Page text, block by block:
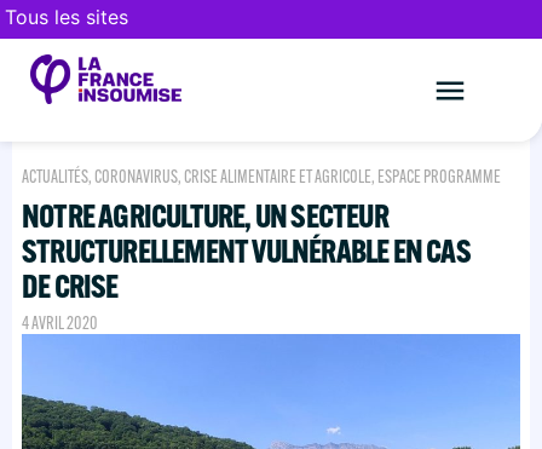
Tous les sites
ACTUALITÉS, CORONAVIRUS, CRISE ALIMENTAIRE ET AGRICOLE, ESPACE PROGRAMME
NOTRE AGRICULTURE, UN SECTEUR
STRUCTURELLEMENT VULNÉRABLE EN CAS
DE CRISE
4 AVRIL 2020